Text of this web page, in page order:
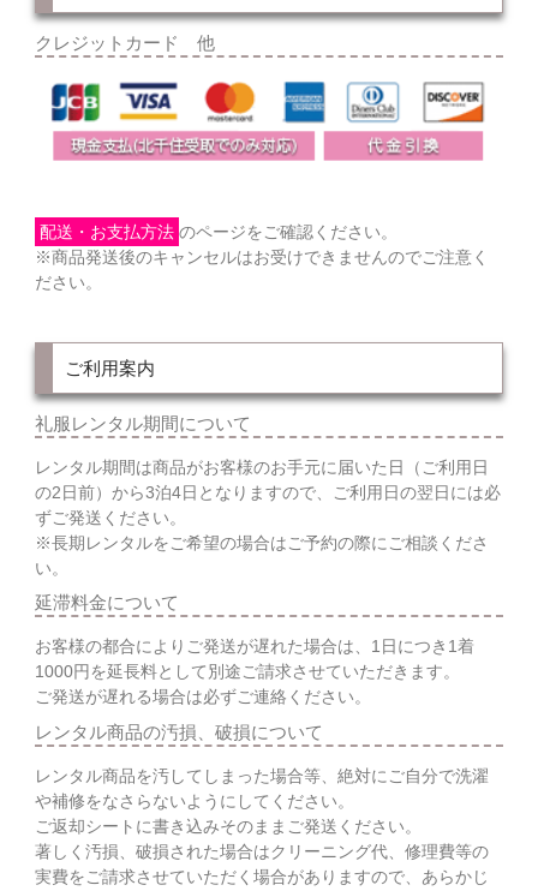
クレジットカード 他
配送・お支払方法 のページをご確認ください。
※商品発送後のキャンセルはお受けできませんのでご注意く
ださい。
ご利用案内
礼服レンタル期間について
レンタル期間は商品がお客様のお手元に届いた日（ご利用日
の2日前）から3泊4日となりますので、ご利用日の翌日には必
ずご発送ください。
※長期レンタルをご希望の場合はご予約の際にご相談くださ
い。
延滞料金について
お客様の都合によりご発送が遅れた場合は、1日につき1着
1000円を延長料として別途ご請求させていただきます。
ご発送が遅れる場合は必ずご連絡ください。
レンタル商品の汚損、破損について
レンタル商品を汚してしまった場合等、絶対にご自分で洗濯
や補修をなさらないようにしてください。
ご返却シートに書き込みそのままご発送ください。
著しく汚損、破損された場合はクリーニング代、修理費等の
実費をご請求させていただく場合がありますので、あらかじ